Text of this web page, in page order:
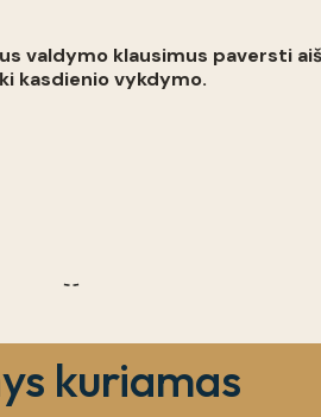
valdymo klausimus paversti
kasdienio vykdymo.
kuriamas